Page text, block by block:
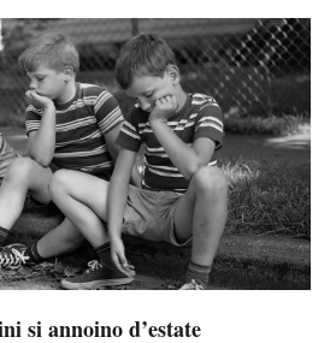
si annoino d’estate